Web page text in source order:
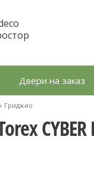
Двери на заказ
Гриджио